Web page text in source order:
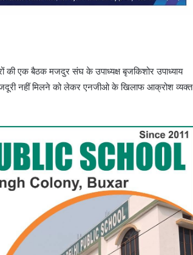
की एक बैठक मजदुर संघ के उपाध्यक्ष बृजकिशोर उपाध्याय
मजदूरी नहीं मिलने को लेकर एनजीओ के खिलाफ आक्रोश व्यक्त